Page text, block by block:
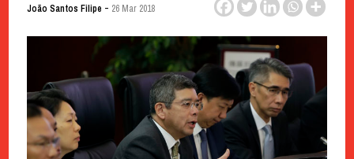
João Santos Filipe - 26 Mar 2018